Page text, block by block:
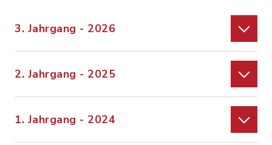
3. Jahrgang - 2026
2. Jahrgang - 2025
1. Jahrgang - 2024